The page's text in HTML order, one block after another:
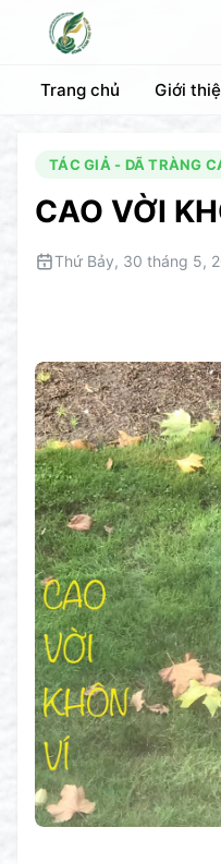
Trang chủ Giới
TÁC GIẢ - DÃ TRÀNG
CAO VỜI
Thứ Bảy, 30 tháng 5,